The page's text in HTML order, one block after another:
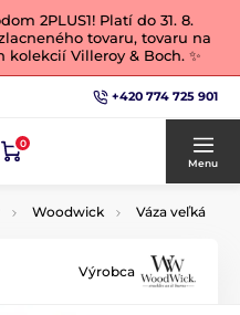
2PLUS1! Platí do 31. 8.
tovaru, tovaru na
Villeroy & Boch. ✨
+420 774 725 901
0
Menu
Woodwick Váza veľká
Výrobca